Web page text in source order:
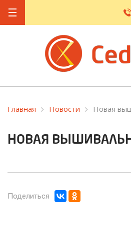
Главная Новости Новая
НОВАЯ
Поделиться